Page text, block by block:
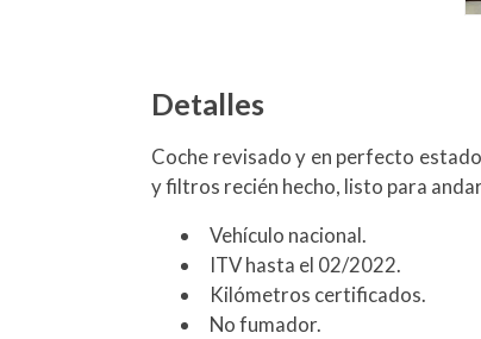
Detalles
Coche revisado y en perfecto
y filtros recién hecho, listo para
Vehículo nacional.
ITV hasta el 02/2022.
Kilómetros certificados.
No fumador.